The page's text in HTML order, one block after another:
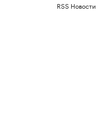
RSS Новости